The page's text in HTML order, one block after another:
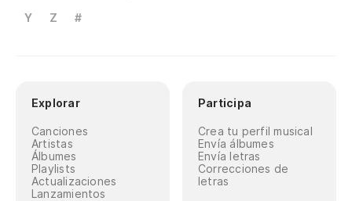
Y
Z #
Explorar
Canciones
Artistas
Álbumes
Playlists
Actualizaciones
Lanzamientos
Participa
Crea tu perfil musical
Envía álbumes
Envía letras
Correcciones de
letras